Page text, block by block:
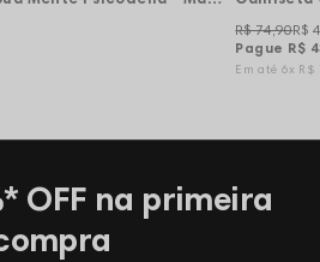
Pague R$
R$ 74,90R$
6x R$
OFF na primeira